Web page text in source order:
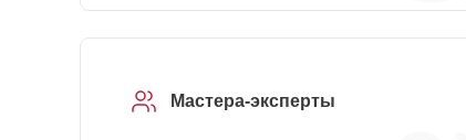
Мастера-эксперты